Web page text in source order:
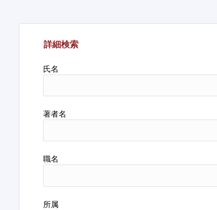
詳細検索
氏名
著者名
職名
所属